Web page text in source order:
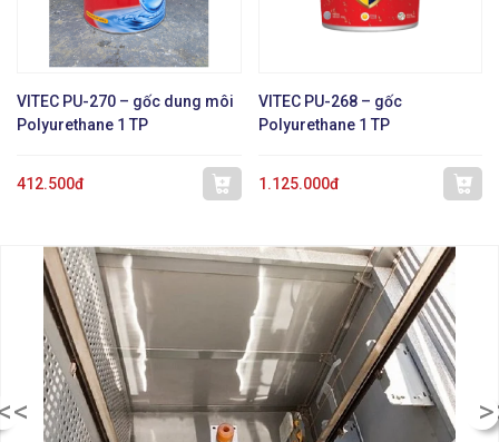
VITEC PU-270 – gốc dung môi
Polyurethane 1 TP
412.500đ
VITEC PU-268 – gốc
Polyurethane 1 TP
1.125.000đ